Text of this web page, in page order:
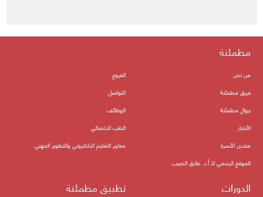
مطمئنة
من نحن
فريق مطمئنة
جوال مطمئنة
الأخبار
منتدى الأسرة
الموقع الرسمي للـ أ.د. طارق الحبيب
الفروع
التواصل
الوظائف
الطب الاتصالي
معايير التعليم الالكتروني والتطوير المهني
الدورات تطبيق مطمئنة